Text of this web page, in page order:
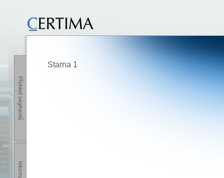
Přehled segmentů
Starna 1